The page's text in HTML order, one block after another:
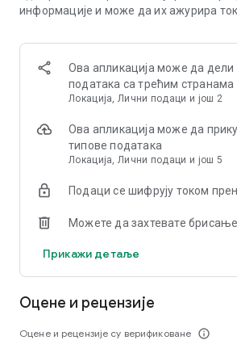
veštine povezivanja pločica sa drugim
može se igrati van mreže.
Spremite se da se pridružite Klubu
putovanje povezivanja pločica i rešavanja
preko 10 000 nivoa,Klub pločica nudi sate
Kontakt i više informacija
U narednim mesecima biće dodato još
funkcija u igri. Slobodno nam recite šta
Uslove korišćenja usluge možete pronaći
https://www.gamovation.com/legal/
информације и може да их ажурира
Ова апликација може да дели
података са трећим странама
Локација, Лични подаци и још 2
Ова апликација може да
типове података
Локација, Лични подаци и још 5
Подаци се шифрују током
Можете да захтевате
Прикажи детаље
Оцене и рецензије
Оцене и рецензије су верификоване info_outline